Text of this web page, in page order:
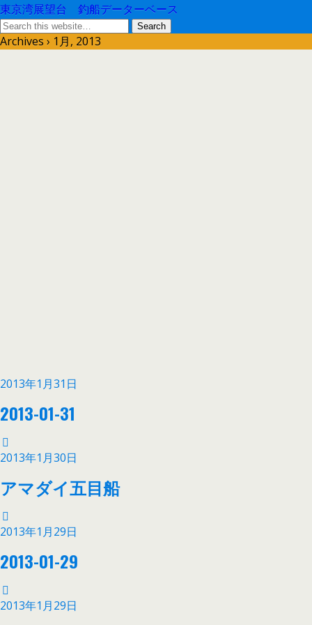
東京湾展望台 釣船データーベース
Archives › 1月, 2013
2013年1月31日
2013-01-31
2013年1月30日
アマダイ五目船
2013年1月29日
2013-01-29
2013年1月29日